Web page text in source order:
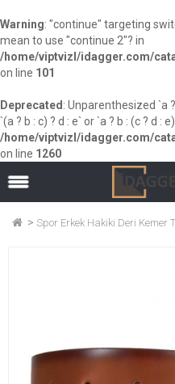
Warning: "continue" targeting
mean to use "continue 2"? in
/home/viptvizl/idagger.com/
on line 101
Deprecated : Unparenthesized `a
`(a ? b : c) ? d : e` or `a ? b : (c ? d :
/home/viptvizl/idagger.com/
on line 1260
Spor Erkek Hakiki Deri Kemer